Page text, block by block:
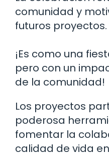
comunidad y
futuros proyectos.
¡Es como una
pero con un
de la comunidad!
Los proyectos
poderosa
fomentar la
calidad de vida